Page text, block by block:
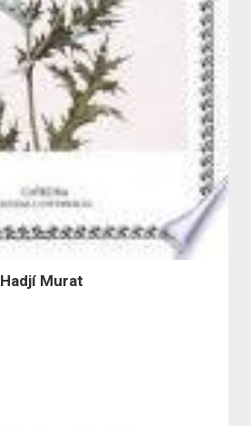
Hadjí Murat